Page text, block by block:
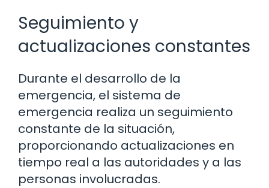
Seguimiento y
actualizaciones constantes
Durante el desarrollo de la
emergencia, el sistema de
emergencia realiza un seguimiento
constante de la situación,
proporcionando actualizaciones en
tiempo real a las autoridades y a las
personas involucradas.